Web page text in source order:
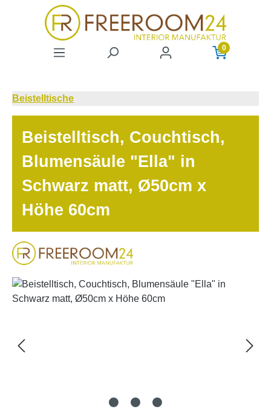
Zum Hauptinhalt springen
0
Beistelltische
Beistelltisch, Couchtisch,
Blumensäule "Ella" in
Schwarz matt, Ø50cm x
Höhe 60cm
Bildergalerie überspringen